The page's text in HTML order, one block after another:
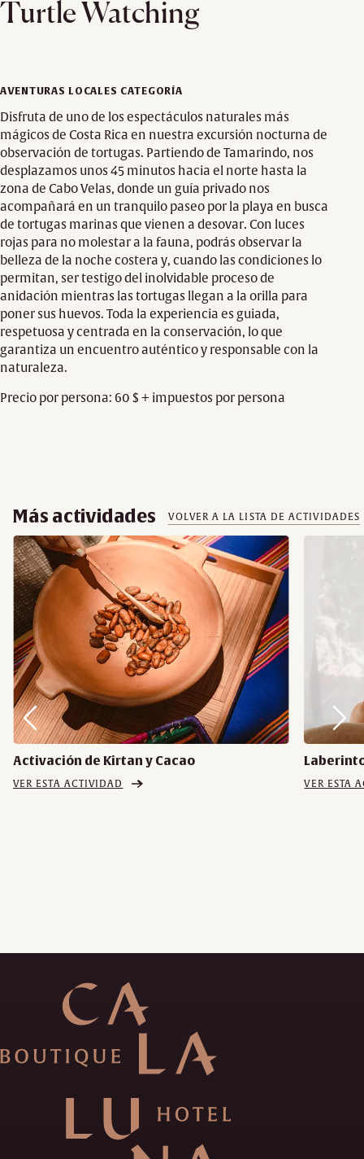
Turtle Watching
AVENTURAS LOCALES CATEGORÍA
Disfruta de uno de los espectáculos naturales más
mágicos de Costa Rica en nuestra excursión nocturna de
observación de tortugas. Partiendo de Tamarindo, nos
desplazamos unos 45 minutos hacia el norte hasta la
zona de Cabo Velas, donde un guía privado nos
acompañará en un tranquilo paseo por la playa en busca
de tortugas marinas que vienen a desovar. Con luces
rojas para no molestar a la fauna, podrás observar la
belleza de la noche costera y, cuando las condiciones lo
permitan, ser testigo del inolvidable proceso de
anidación mientras las tortugas llegan a la orilla para
poner sus huevos. Toda la experiencia es guiada,
respetuosa y centrada en la conservación, lo que
garantiza un encuentro auténtico y responsable con la
naturaleza.
Precio por persona: 60 $ + impuestos por persona
Más actividades VOLVER A LA LISTA DE ACTIVIDADES
Activación de Kirtan y Cacao
VER ESTA ACTIVIDAD VER ESTA